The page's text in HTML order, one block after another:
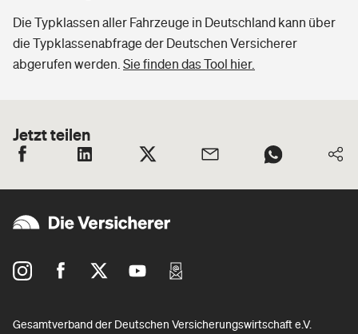
Die Typklassen aller Fahrzeuge in Deutschland kann über
die Typklassenabfrage der Deutschen Versicherer
abgerufen werden. Sie finden das Tool hier.
Jetzt teilen
Gesamtverband der Deutschen Versicherungswirtschaft e.V.